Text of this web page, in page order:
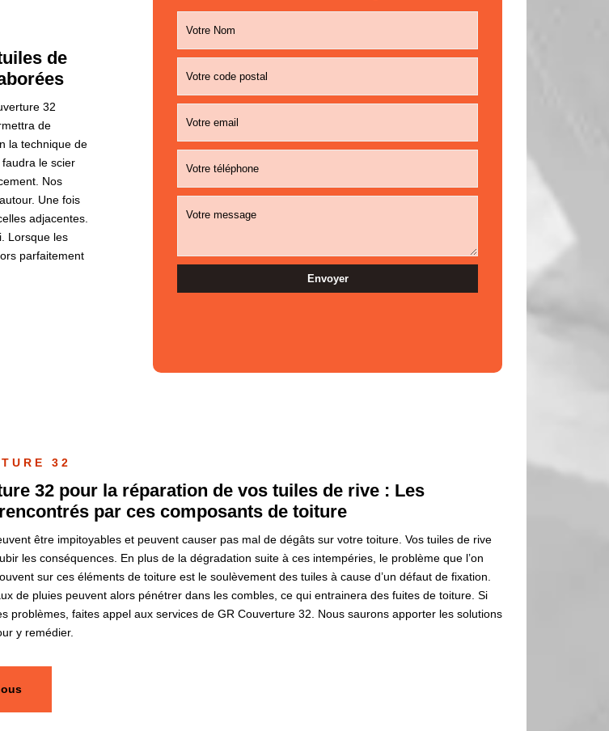
de
32
de
la technique de
le scier
Nos
Une fois
adjacentes.
Lorsque les
parfaitement
32
32 pour la réparation de vos tuiles de rive : Les
par ces composants de toiture
être impitoyables et peuvent causer pas mal de dégâts sur votre toiture. Vos tuiles de rive
les conséquences. En plus de la dégradation suite à ces intempéries, le problème que l’on
sur ces éléments de toiture est le soulèvement des tuiles à cause d’un défaut de fixation.
de pluies peuvent alors pénétrer dans les combles, ce qui entrainera des fuites de toiture. Si
problèmes, faites appel aux services de GR Couverture 32. Nous saurons apporter les solutions
y remédier.